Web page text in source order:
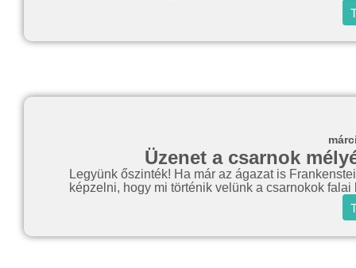
Üzenet a csarnok
Legyünk őszinték! Ha már az ágazat is
képzelni, hogy mi történik velünk a csarnokok falai